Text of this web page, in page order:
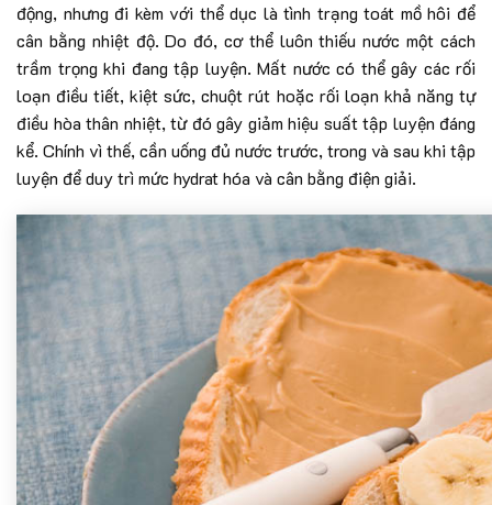
động, nhưng đi kèm với thể dục là tình trạng toát mồ hôi để
cân bằng nhiệt độ. Do đó, cơ thể luôn thiếu nước một cách
trầm trọng khi đang tập luyện. Mất nước có thể gây các rối
loạn điều tiết, kiệt sức, chuột rút hoặc rối loạn khả năng tự
điều hòa thân nhiệt, từ đó gây giảm hiệu suất tập luyện đáng
kể. Chính vì thế, cần uống đủ nước trước, trong và sau khi tập
luyện để duy trì mức hydrat hóa và cân bằng điện giải.